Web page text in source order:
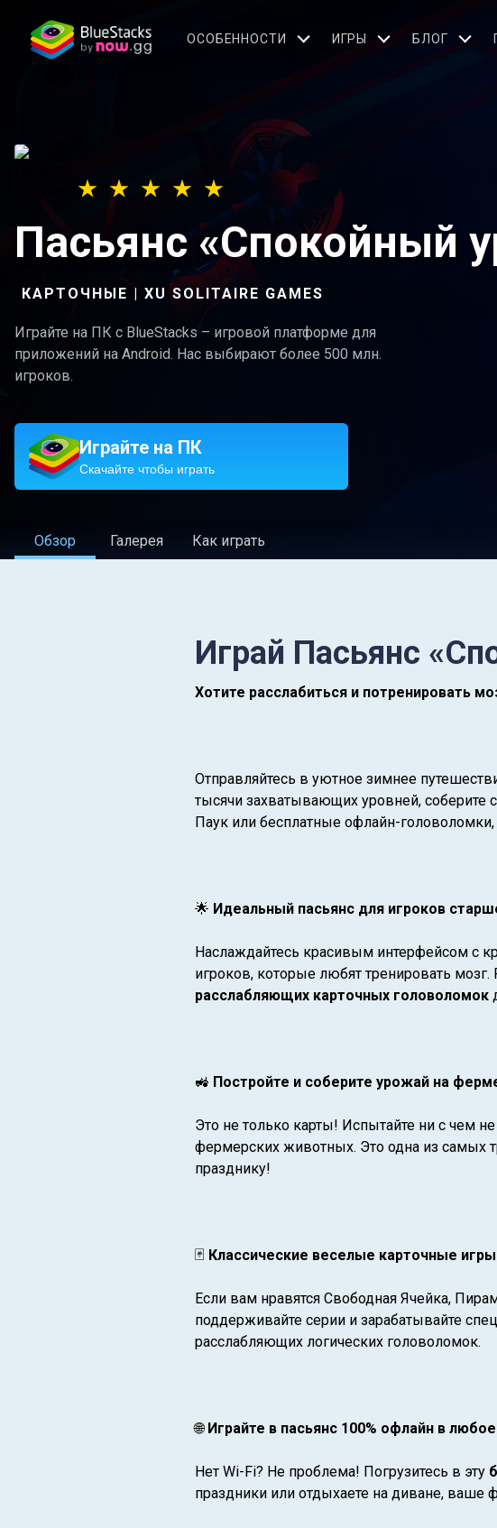
OСОБЕННОСТИ ИГРЫ БЛОГ
Пасьянс «Спокойный
КАРТОЧНЫЕ | XU SOLITAIRE GAMES
Играйте на ПК с BlueStacks – игровой платформе для
приложений на Android. Нас выбирают более 500 млн.
игроков.
Играйте на ПК
Скачайте чтобы играть
Обзор Галерея Как играть
Играй Пасьянс
Хотите расслабиться и потренировать
Отправляйтесь в уютное зимнее
тысячи захватывающих уровней, соберите
Паук или бесплатные офлайн-
🌟 Идеальный пасьянс для игроков
Наслаждайтесь красивым интерфейсом с
игроков, которые любят тренировать
расслабляющих карточных головоломок
🚜 Постройте и соберите урожай на
Это не только карты! Испытайте ни с чем
фермерских животных. Это одна из самых
празднику!
🃏 Классические веселые карточные
Если вам нравятся Свободная Ячейка,
поддерживайте серии и зарабатывайте
расслабляющих логических головоломок.
🌐Играйте в пасьянс 100% офлайн в
Нет Wi-Fi? Не проблема! Погрузитесь в эту
праздники или отдыхаете на диване, ваше